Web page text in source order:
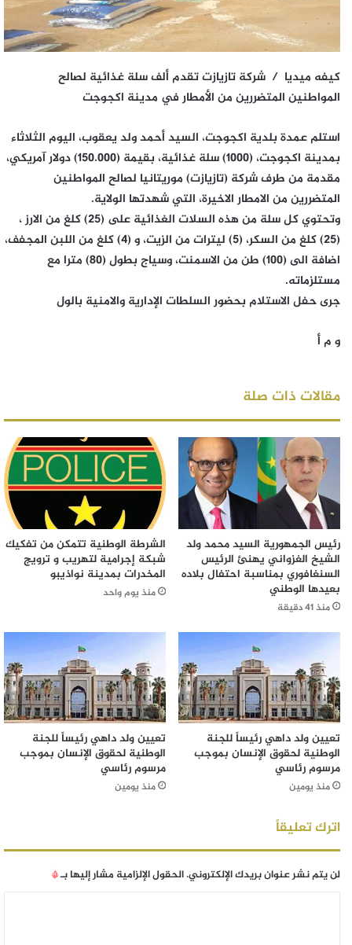
كيفه ميديا / شركة تازيازت تقدم ألف سلة غذائية لصالح
المواطنين المتضررين من الأمطار في مدينة اكجوجت
استلم عمدة بلدية اكجوجت، السيد أحمد ولد يعقوب، اليوم الثلاثاء
بمدينة اكجوجت، (1000) سلة غذائية، بقيمة (150.000) دولار آمريكي،
مقدمة من طرف شركة (تازيازت) موريتانيا لصالح المواطنين
المتضررين من الامطار الاخيرة، التي شهدتها الولاية.
وتحتوي كل سلة من هذه السلات الغذائية على (25) كلغ من الارز ،
(25) كلغ من السكر، (5) ليترات من الزيت، و (4) كلغ من اللبن المجفف،
اضافة الى (100) طن من الاسمنت، وسياج بطول (80) مترا مع
مستلزماته.
جرى حفل الاستلام بحضور السلطات الإدارية والامنية بالول
و م أ
مقالات ذات صلة
رئيس الجمهورية السيد محمد ولد
الشيخ الغزواني يهنئ الرئيس
السنغافوري بمناسبة احتفال بلاده
بعيدها الوطني
منذ 41 دقيقة
الشرطة الوطنية تتمكن من تفكيك
شبكة إجرامية لتهريب و ترويج
المخدرات بمدينة نواذيبو
منذ يوم واحد
تعيين ولد داهي رئيساً للجنة
الوطنية لحقوق الإنسان بموجب
مرسوم رئاسي
منذ يومين
تعيين ولد داهي رئيساً للجنة
الوطنية لحقوق الإنسان بموجب
مرسوم رئاسي
منذ يومين
اترك تعليقاً
لن يتم نشر عنوان بريدك الإلكتروني.الحقول الإلزامية مشار إليها بـ*